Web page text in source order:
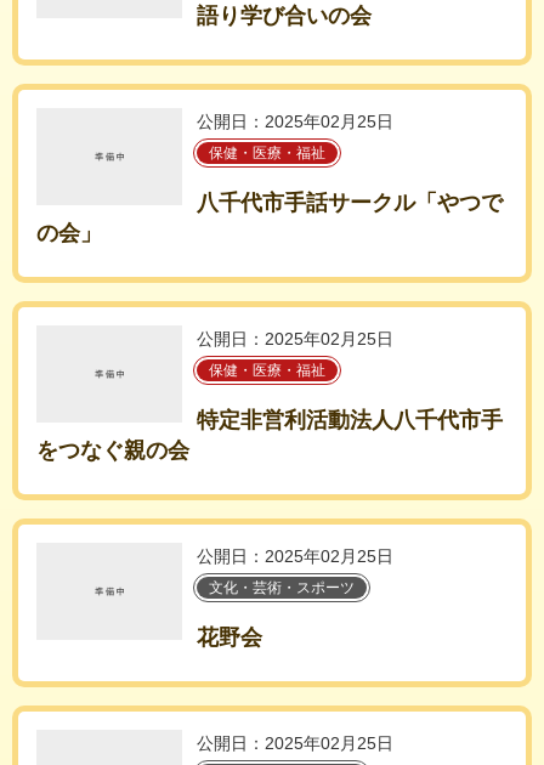
語り学び合いの会
公開日：2025年02月25日
保健・医療・福祉
八千代市手話サークル「やつで
の会」
公開日：2025年02月25日
保健・医療・福祉
特定非営利活動法人八千代市手
をつなぐ親の会
公開日：2025年02月25日
文化・芸術・スポーツ
花野会
公開日：2025年02月25日